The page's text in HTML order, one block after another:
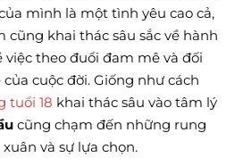
mình là một tình yêu cao cả,
cũng khai thác sâu sắc về hành
theo đuổi đam mê và đối
cuộc đời. Giống như cách
tuổi 18 khai thác sâu vào tâm lý
cũng chạm đến những rung
và sự lựa chọn.